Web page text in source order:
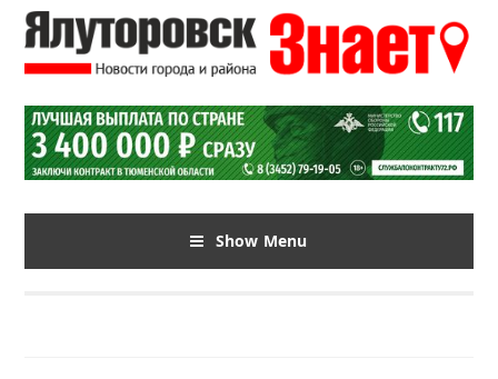
Show Menu